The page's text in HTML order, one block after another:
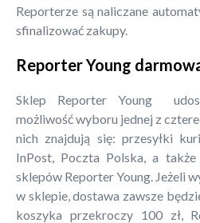
Reporterze są naliczane
sfinalizować zakupy.
Reporter Young
Sklep Reporter Young
możliwość wyboru jednej z
nich znajdują się: przesyłki
InPost, Poczta Polska, a
sklepów Reporter Young. Jeżeli
w sklepie, dostawa zawsze
koszyka przekroczy 100 zł,